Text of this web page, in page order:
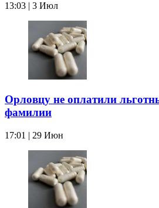
13:03 | 3 Июл
Орловцу не оплатили
фамилии
17:01 | 29 Июн